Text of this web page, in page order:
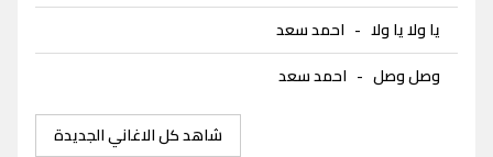
يا ولا يا ولا - احمد سعد
وصل وصل - احمد سعد
شاهد كل الاغاني الجديدة